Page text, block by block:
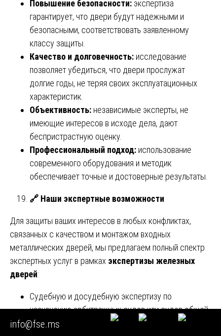
Повышение безопасности: экспертиза
гарантирует, что двери будут надежными и
безопасными, соответствовать заявленному
классу защиты.
Качество и долговечность: исследование
позволяет убедиться, что двери прослужат
долгие годы, не теряя своих эксплуатационных
характеристик.
Объективность: независимые эксперты, не
имеющие интересов в исходе дела, дают
беспристрастную оценку.
Профессиональный подход: использование
современного оборудования и методик
обеспечивает точные и достоверные результаты.
🔗 Наши экспертные возможности
Для защиты ваших интересов в любых конфликтах,
связанных с качеством и монтажом входных
металлических дверей, мы предлагаем полный спектр
экспертных услуг в рамках экспертизы железных
дверей:
Судебную и досудебную экспертизу по
назначению арбитражных судов или судов общей
юрисдикции.
info@fse.ms